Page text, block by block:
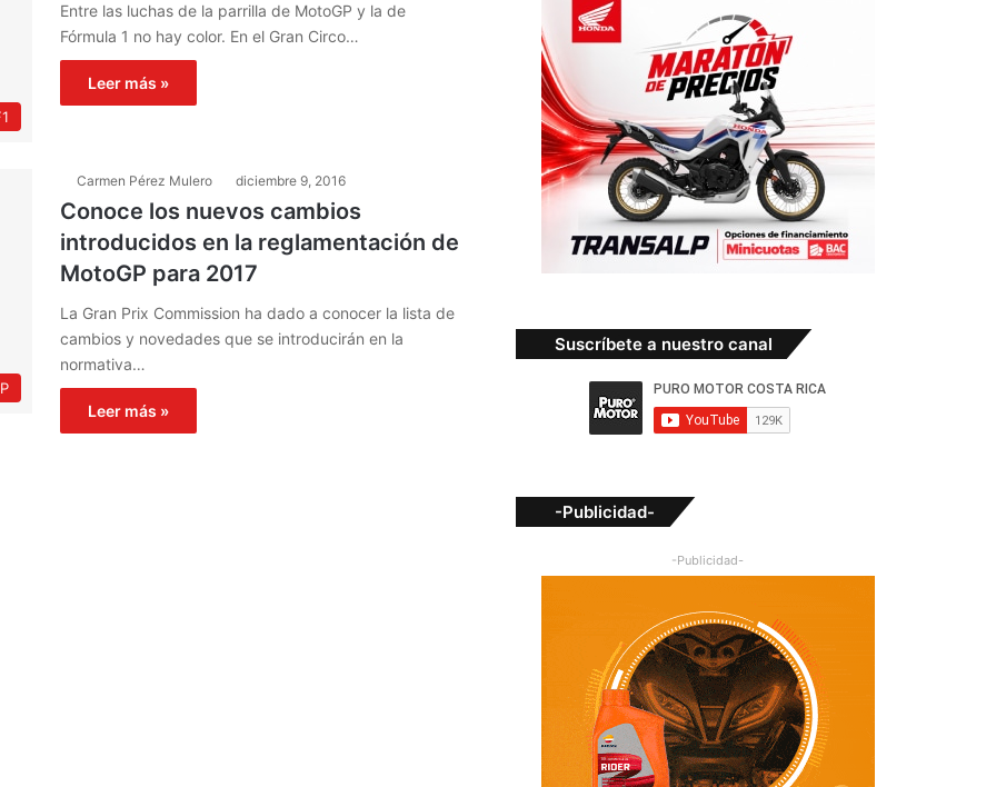
Entre las luchas de la parrilla de MotoGP y la de
Fórmula 1 no hay color. En el Gran Circo…
Leer más »
Carmen Pérez Mulero diciembre 9, 2016
Conoce los nuevos cambios
introducidos en la reglamentación de
MotoGP para 2017
La Gran Prix Commission ha dado a conocer la lista de
cambios y novedades que se introducirán en la
normativa…
Leer más »
Suscríbete a nuestro canal
-Publicidad-
-Publicidad-